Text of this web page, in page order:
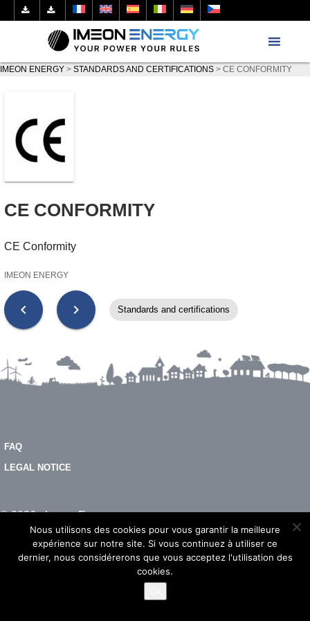
IMEON ENERGY > STANDARDS AND CERTIFICATIONS > CE CONFORMITY
CE CONFORMITY
CE Conformity
IMEON ENERGY
chevron_left chevron_right Standards and certifications
FAQ
LEGAL NOTICE
© 2026 - Imeon Energy
Nous utilisons des cookies pour vous garantir la meilleure
expérience sur notre site. Si vous continuez à utiliser ce
dernier, nous considérerons que vous acceptez l'utilisation des
cookies.